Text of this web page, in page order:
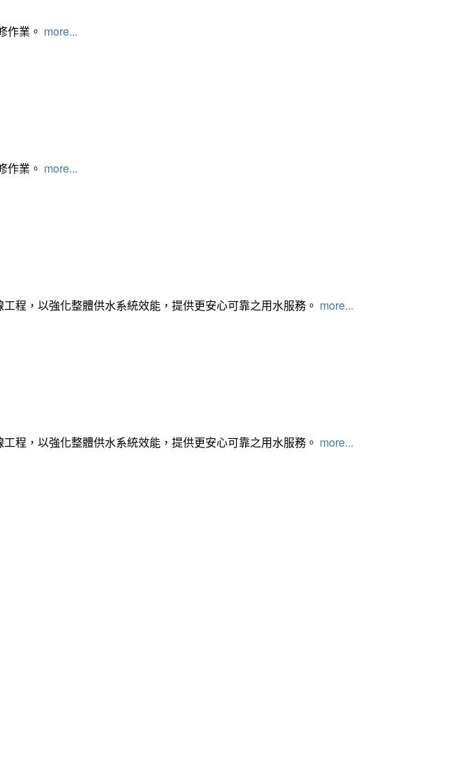
作業。 more...
作業。 more...
程，以強化整體供水系統效能，提供更安心可靠之用水服務。 more...
程，以強化整體供水系統效能，提供更安心可靠之用水服務。 more...